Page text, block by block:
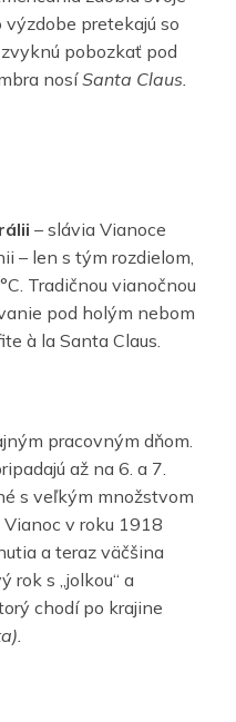
pretekajú so
pobozkať pod
nosíSanta Claus.
– slávia Vianoce
– len s tým rozdielom,
Tradičnou vianočnou
pod holým nebom
à la Santa Claus.
pracovným dňom.
až na 6. a 7.
s veľkým množstvom
v roku 1918
a teraz väčšina
rok s „jolkou“ a
chodí po krajine